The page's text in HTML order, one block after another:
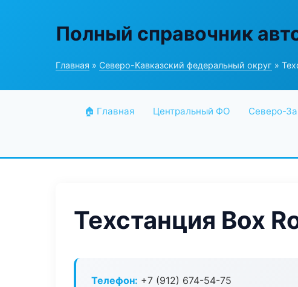
Полный справочник
Главная » Северо-Кавказский федеральный округ »
🏠 Главная Центральный ФО Северо-
Техстанция Box
Телефон: +7 (912) 674-54-75